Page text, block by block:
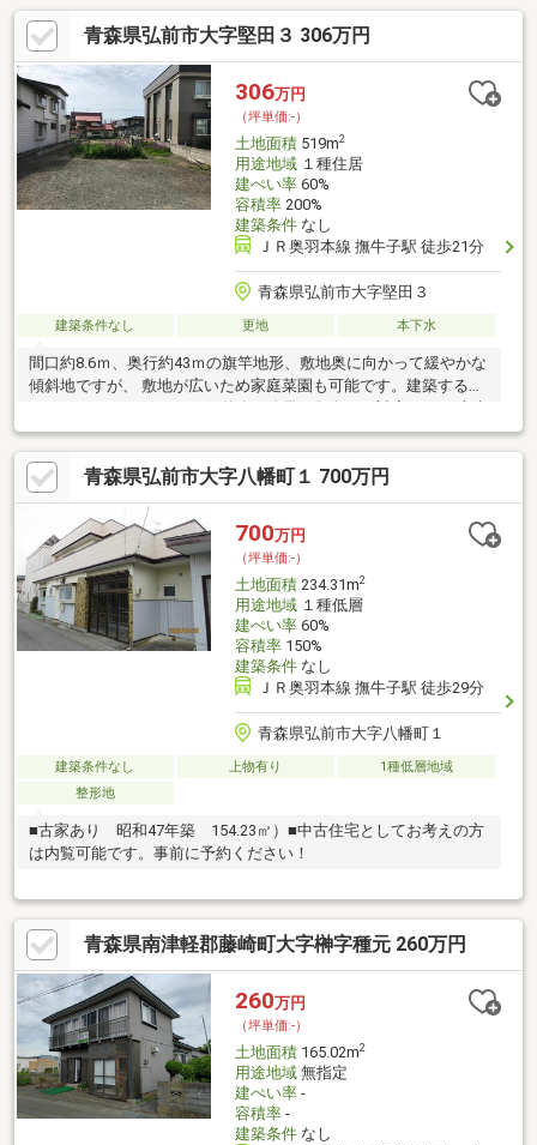
青森県弘前市大字堅田３ 306万円
306万円
（坪単価:-）
土地面積519m2
用途地域１種住居
建ぺい率60%
容積率200%
建築条件なし
ＪＲ奥羽本線 撫牛子駅 徒歩21分
青森県弘前市大字堅田３
建築条件なし 更地 本下水
間口約8.6ｍ、奥行約43ｍの旗竿地形、敷地奥に向かって緩やかな
傾斜地ですが、 敷地が広いため家庭菜園も可能です。建築する際
道引込工事は買主費用負担です。測量後の引渡しになるため実測
清算となります。推定570㎡程の広さがあるようです。
青森県弘前市大字八幡町１ 700万円
700万円
（坪単価:-）
土地面積234.31m2
用途地域１種低層
建ぺい率60%
容積率150%
建築条件なし
ＪＲ奥羽本線 撫牛子駅 徒歩29分
青森県弘前市大字八幡町１
建築条件なし 上物有り
1種低層地域
整形地
■古家あり 昭和47年築 154.23㎡）■中古住宅としてお考えの方
は内覧可能です。事前に予約ください！
青森県南津軽郡藤崎町大字榊字種元 260万円
260万円
（坪単価:-）
土地面積165.02m2
用途地域無指定
建ぺい率-
容積率-
建築条件なし